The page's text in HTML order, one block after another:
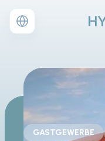
GASTGEWERBE